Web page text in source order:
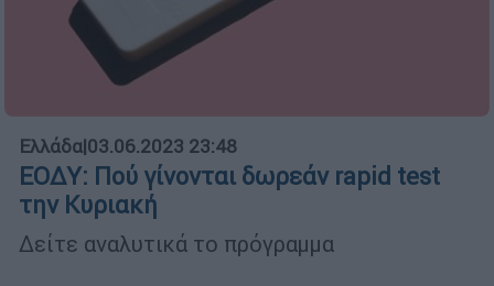
Ελλάδα|03.06.2023 23:48
ΕΟΔΥ: Πού γίνονται δωρεάν rapid test
την Κυριακή
Δείτε αναλυτικά το πρόγραμμα